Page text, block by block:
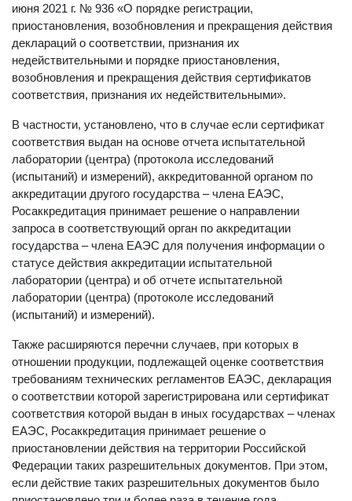
июня 2021 г. № 936 «О порядке регистрации,
приостановления, возобновления и прекращения действия
деклараций о соответствии, признания их
недействительными и порядке приостановления,
возобновления и прекращения действия сертификатов
соответствия, признания их недействительными».
В частности, установлено, что в случае если сертификат
соответствия выдан на основе отчета испытательной
лаборатории (центра) (протокола исследований
(испытаний) и измерений), аккредитованной органом по
аккредитации другого государства – члена ЕАЭС,
Росаккредитация принимает решение о направлении
запроса в соответствующий орган по аккредитации
государства – члена ЕАЭС для получения информации о
статусе действия аккредитации испытательной
лаборатории (центра) и об отчете испытательной
лаборатории (центра) (протоколе исследований
(испытаний) и измерений).
Также расширяются перечни случаев, при которых в
отношении продукции, подлежащей оценке соответствия
требованиям технических регламентов ЕАЭС, декларация
о соответствии которой зарегистрирована или сертификат
соответствия которой выдан в иных государствах – членах
ЕАЭС, Росаккредитация принимает решение о
приостановлении действия на территории Российской
Федерации таких разрешительных документов. При этом,
если действие таких разрешительных документов было